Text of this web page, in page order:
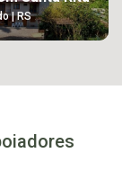
| RS